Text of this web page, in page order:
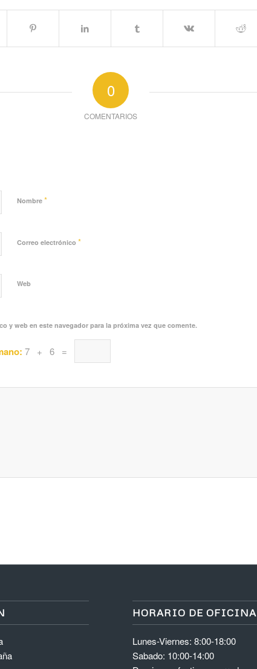
0
COMENTARIOS
Nombre *
Correo electrónico *
Web
y web en este navegador para la próxima vez que comente.
7 + 6 =
HORARIO DE OFICINA
Lunes-Viernes: 8:00-18:00
Sabado: 10:00-14:00